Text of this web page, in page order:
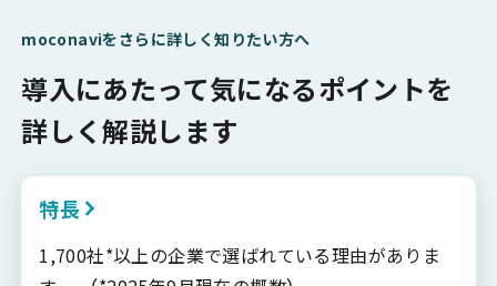
moconaviをさらに詳しく知りたい方へ
導入にあたって気になるポイントを
詳しく解説します
特長
1,700社*以上の企業で選ばれている理由がありま